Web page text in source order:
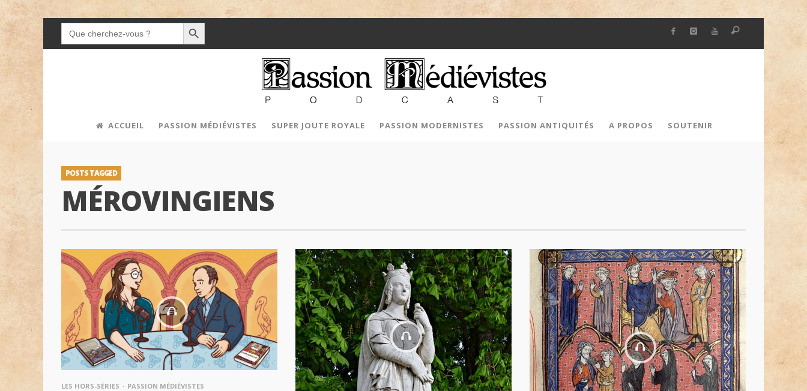
SEARCH
FOR:
SEARCH BUTTON
ACCUEIL PASSION MÉDIÉVISTES SUPER JOUTE ROYALE PASSION MODERNISTES PASSION ANTIQUITÉS A PROPOS SOUTENIR
POSTS TAGGED
MÉROVINGIENS
LES HORS-SÉRIES PASSION MÉDIÉVISTES